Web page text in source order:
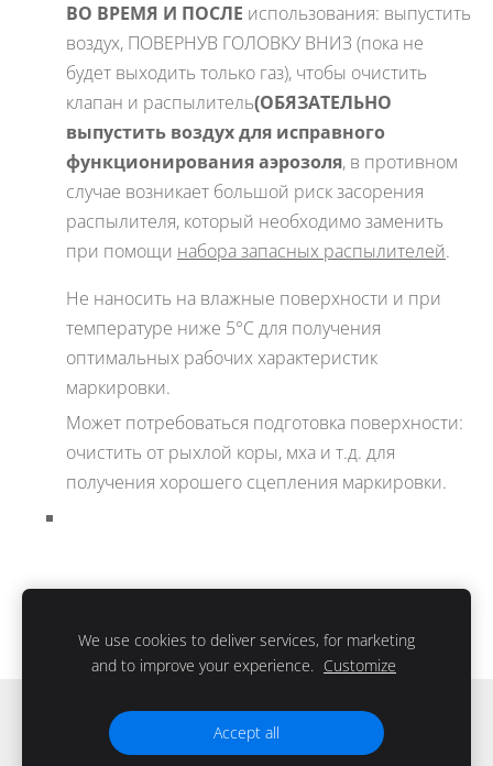
ВО ВРЕМЯ И ПОСЛЕ использования: выпустить
воздух, ПОВЕРНУВ ГОЛОВКУ ВНИЗ (пока не
будет выходить только газ), чтобы очистить
клапан и распылитель(ОБЯЗАТЕЛЬНО
выпустить воздух для исправного
функционирования аэрозоля, в противном
случае возникает большой риск засорения
распылителя, который необходимо заменить
при помощи набора запасных распылителей.
Не наносить на влажные поверхности и при
температуре ниже 5°C для получения
оптимальных рабочих характеристик
маркировки.
Может потребоваться подготовка поверхности:
очистить от рыхлой коры, мха и т.д. для
получения хорошего сцепления маркировки.
We use cookies to deliver services, for marketing
and to improve your experience. Customize
Accept all